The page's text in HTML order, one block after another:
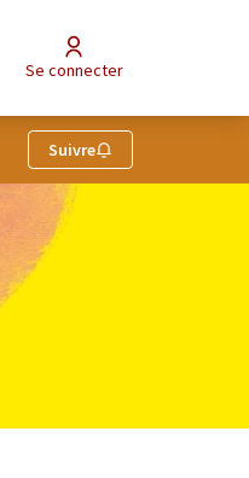
Se connecter
Suivre